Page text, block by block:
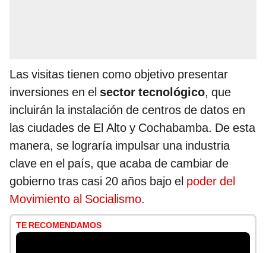
Las visitas tienen como objetivo presentar
inversiones en el sector tecnológico, que
incluirán la instalación de centros de datos en
las ciudades de El Alto y Cochabamba. De esta
manera, se lograría impulsar una industria
clave en el país, que acaba de cambiar de
gobierno tras casi 20 años bajo el poder del
Movimiento al Socialismo.
TE RECOMENDAMOS